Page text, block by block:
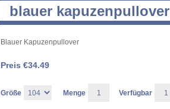
blauer kapuzenpullover
Blauer Kapuzenpullover
Preis €34.49
Größe Menge Verfügbar